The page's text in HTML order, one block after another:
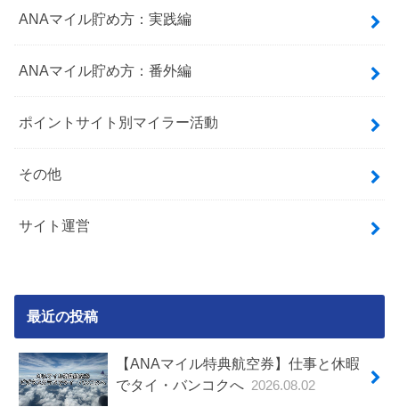
ANAマイル貯め方：実践編
ANAマイル貯め方：番外編
ポイントサイト別マイラー活動
その他
サイト運営
最近の投稿
【ANAマイル特典航空券】仕事と休暇
でタイ・バンコクへ 2026.08.02